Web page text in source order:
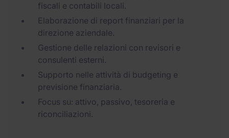
fiscali e contabili locali.
Elaborazione di report finanziari per la
direzione aziendale.
Gestione delle relazioni con revisori e
consulenti esterni.
Supporto nelle attività di budgeting e
previsione finanziaria.
Focus su: attivo, passivo, tesoreria e
riconciliazioni.